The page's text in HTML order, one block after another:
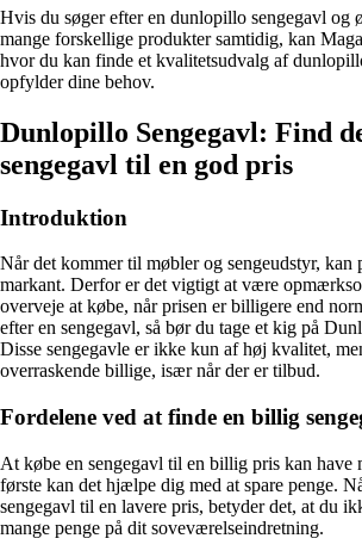
Hvis du søger efter en dunlopillo sengegavl og
mange forskellige produkter samtidig, kan
hvor du kan finde et kvalitetsudvalg af
opfylder dine behov.
Dunlopillo Sengegavl: Find
sengegavl til en god pris
Introduktion
Når det kommer til møbler og sengeudstyr, kan
markant. Derfor er det vigtigt at være
overveje at købe, når prisen er billigere end
efter en sengegavl, så bør du tage et kig på
Disse sengegavle er ikke kun af høj kvalitet,
overraskende billige, især når der er tilbud.
Fordelene ved at finde en billig
At købe en sengegavl til en billig pris kan have
første kan det hjælpe dig med at spare penge.
sengegavl til en lavere pris, betyder det, at du
mange penge på dit soveværelseindretning.